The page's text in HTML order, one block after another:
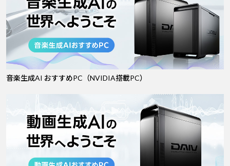
音楽生成AI おすすめPC（NVIDIA搭載PC）